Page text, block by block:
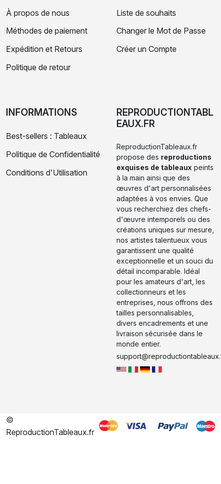
À propos de nous
Méthodes de paiement
Expédition et Retours
Politique de retour
Liste de souhaits
Changer le Mot de Passe
Créer un Compte
INFORMATIONS
Best-sellers : Tableaux
Politique de Confidentialité
Conditions d'Utilisation
REPRODUCTIONTABL
EAUX.FR
ReproductionTableaux.fr
propose des reproductions
exquises de tableaux peints
à la main ainsi que des
œuvres d'art personnalisées
adaptées à vos envies. Que
vous recherchiez des chefs-
d'œuvre intemporels ou des
créations uniques sur mesure,
nos artistes talentueux vous
garantissent une qualité
exceptionnelle et un souci du
détail incomparable. Idéal
pour les amateurs d'art, les
collectionneurs et les
entreprises, nous offrons des
tailles personnalisables,
divers encadrements et une
livraison sécurisée dans le
monde entier.
©
ReproductionTableaux.fr